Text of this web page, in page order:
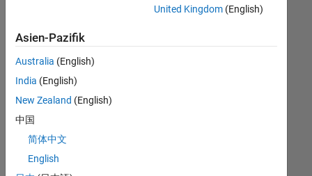
noch
keine
offenen
Stellen
können,
die
Ihren
United Kingdom(English)
Asien-Pazifik
Australia (English)
India (English)
New Zealand (English)
中国
简体中文
English